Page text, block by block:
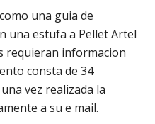
una guia de
una estufa a Pellet Artel
requieran informacion
consta de 34
vez realizada la
a su e mail.